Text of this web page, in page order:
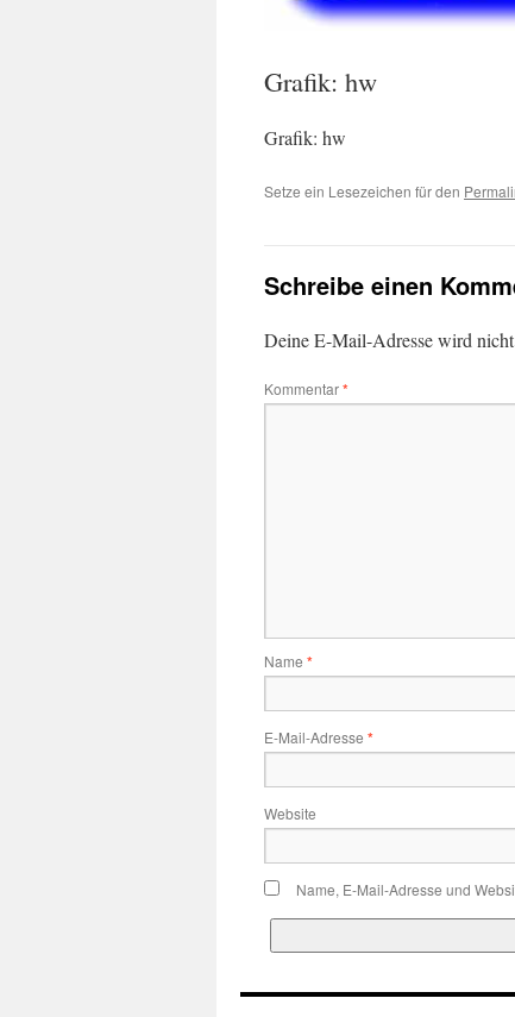
Grafik: hw
Grafik: hw
Setze ein Lesezeichen für den
Schreibe einen
Deine E-Mail-Adresse wird
Kommentar*
Name *
E-Mail-Adresse *
Website
Name, E-Mail-Adresse und